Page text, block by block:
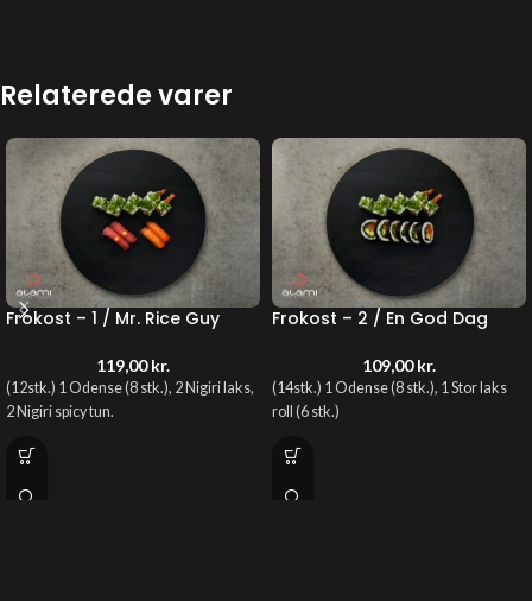
Relaterede varer
Frokost – 1 / Mr. Rice Guy
119,00kr.
(12stk.) 1 Odense (8 stk.), 2 Nigiri laks,
2 Nigiri spicy tun.
Frokost – 2 / En God Dag
109,00kr.
(14stk.) 1 Odense (8 stk.), 1 Stor laks
roll (6 stk.)